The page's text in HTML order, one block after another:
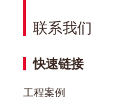
联系我们
快速链接
工程案例